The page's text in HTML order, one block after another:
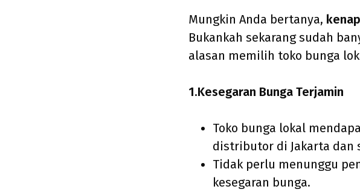
Mungkin Anda bertanya,
Bukankah sekarang sudah
alasan memilih toko bunga
1.Kesegaran Bunga Terjamin
Toko bunga lokal
distributor di Jakarta dan
Tidak perlu menunggu
kesegaran bunga.